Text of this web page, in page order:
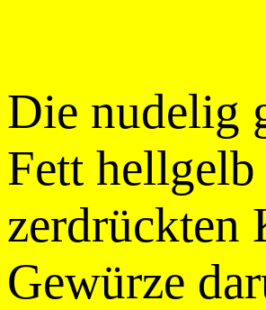
Die nudelig
Fett hellgelb
zerdrückten
Gewürze